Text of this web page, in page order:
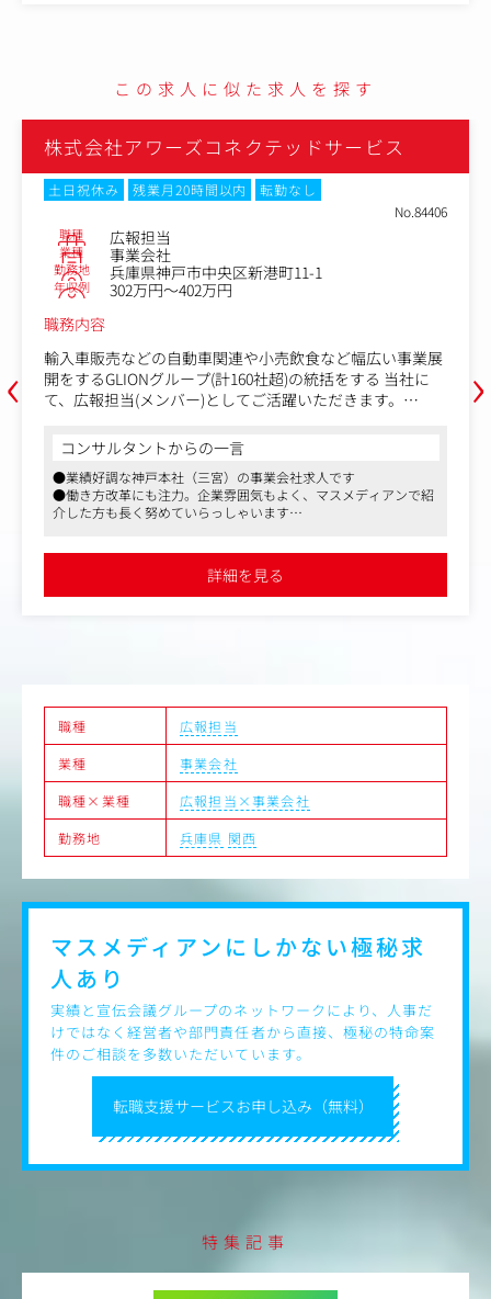
・地域貢献活動およびステークホルダー対応（自治体、商
工会、地域団体との協働）
など
この求人に似た求人を探す
‹
株式会社アワーズコネクテッドサービス
土日祝休み 残業月20時間以内
転勤なし
No.84406
職種 広報担当
業種 事業会社
勤務地 兵庫県神戸市中央区新港町11-1
年収例
302万円～402万円
職務内容
輸入車販売などの自動車関連や小売飲食など幅広い事業展
開をするGLIONグループ(計160社超)の統括をする 当社に
て、広報担当(メンバー)としてご活躍いただきます。
仕事の内容
輸入車販売などの自動車関連や小売飲食など幅広い事業展
開をするGLIONグループ(計160社超)の統括をする当社に
て、広報担当(メンバー)としてご活躍いただきます。
・プレリリース作成・配信
・SNSやGLION グループウェブサイトでの情報発信
コンサルタントからの一言
●業績好調な神戸本社（三宮）の事業会社求人です
●働き方改革にも注力。企業雰囲気もよく、マスメディアンで紹
介した方も長く努めていらっしゃいます
詳細を見る
›
職種
広報担当
業種
事業会社
職種×業種
広報担当×事業会社
勤務地
兵庫県 関西
転職支援サービスお申し込み（無料）
マスメディアンにしかない極秘求
人あり
実績と宣伝会議グループのネットワークにより、人事だ
けではなく経営者や部門責任者から直接、極秘の特命案
件のご相談を多数いただいています。
特集記事